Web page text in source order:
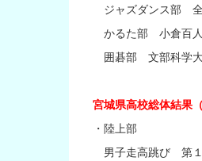
ジャズダンス部 全
かるた部 小倉百人
囲碁部 文部科学
宮城県高校総体結果
・陸上部
男子走高跳び 第